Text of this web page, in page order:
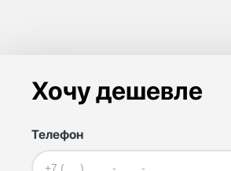
Хочу дешевле
Телефон